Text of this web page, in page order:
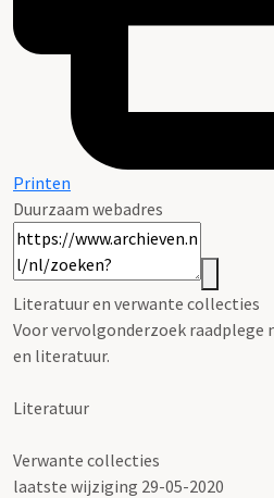
Printen
Duurzaam webadres
Literatuur en verwante collecties
Voor vervolgonderzoek raadplege
en literatuur.
Literatuur
Verwante collecties
laatste wijziging 29-05-2020